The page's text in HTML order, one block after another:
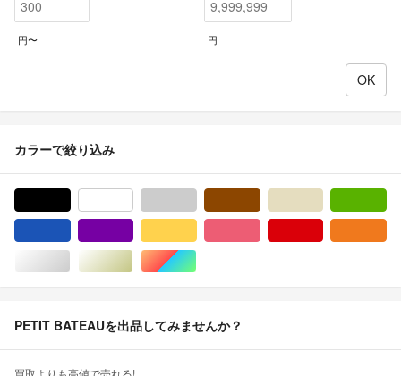
円〜 円
カラーで絞り込み
シルバー/銀色系ゴールド/金色系マルチカラー
PETIT BATEAUを出品してみませんか？